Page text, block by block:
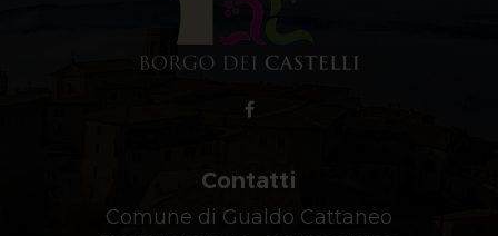
Contatti
Comune di Gualdo Cattaneo